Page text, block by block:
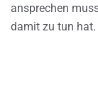
ansprechen
damit zu tun hat.